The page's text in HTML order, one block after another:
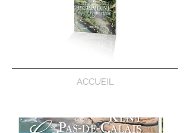
ACCUEIL